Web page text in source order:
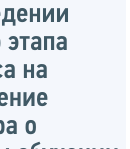
этапа
на
о